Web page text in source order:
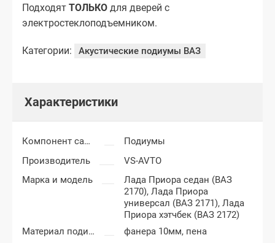
Подходят ТОЛЬКО для дверей с
электростеклоподъемником.
Категории: Акустические подиумы ВАЗ
Характеристики
Компонент салона
Подиумы
Производитель
VS-AVTO
Марка и модель
Лада Приора седан (ВАЗ
2170),Лада Приора
универсал (ВАЗ 2171),Лада
Приора хэтчбек (ВАЗ 2172)
Материал подиумов
фанера 10мм, пена